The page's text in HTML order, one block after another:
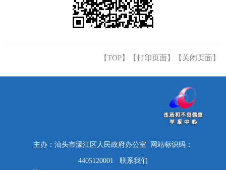
【TOP】 【打印页面 】【 关闭页面 】
主办：汕头市濠江区人民政府办公室 网站标识码：
4405120001 联系我们